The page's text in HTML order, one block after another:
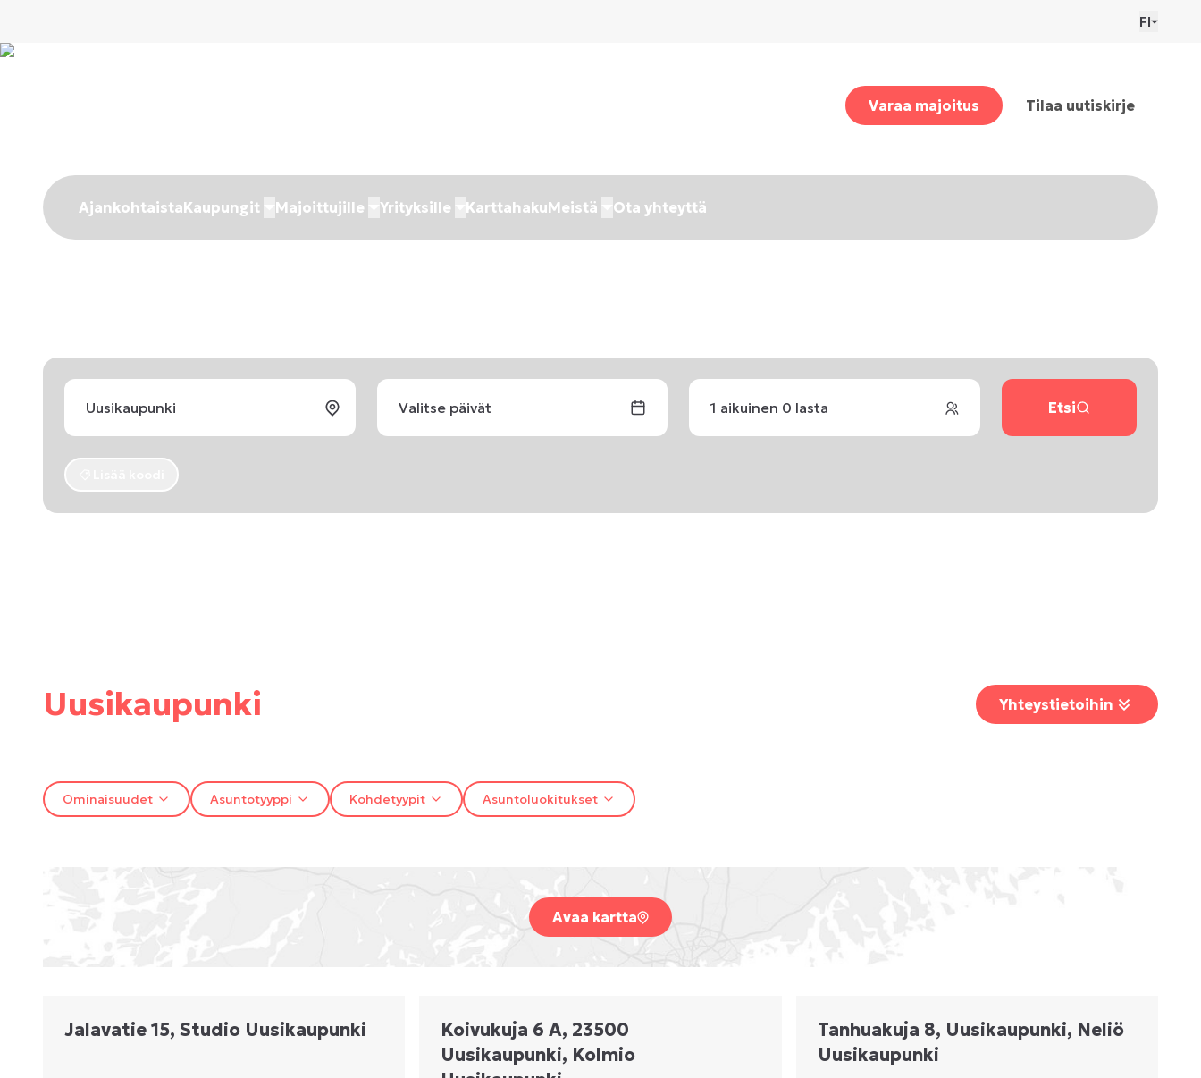
FI
Varaa majoitus Tilaa uutiskirje
AjankohtaistaKaupungit Majoittujille Yrityksille KarttahakuMeistä Ota yhteyttä
Valitse päivät 1 aikuinen 0 lasta Etsi
Uusikaupunki Yhteystietoihin
Ominaisuudet Asuntotyyppi Kohdetyypit Asuntoluokitukset
Avaa kartta
Jalavatie 15, Studio Uusikaupunki
Koivukuja 6 A, 23500
Uusikaupunki, Kolmio
Tanhuakuja 8, Uusikaupunki, Neliö
Uusikaupunki